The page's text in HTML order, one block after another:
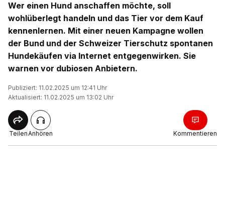
Wer einen Hund anschaffen möchte, soll
wohlüberlegt handeln und das Tier vor dem Kauf
kennenlernen. Mit einer neuen Kampagne wollen
der Bund und der Schweizer Tierschutz spontanen
Hundekäufen via Internet entgegenwirken. Sie
warnen vor dubiosen Anbietern.
Publiziert: 11.02.2025 um 12:41 Uhr
Aktualisiert: 11.02.2025 um 13:02 Uhr
TeilenAnhören Kommentieren